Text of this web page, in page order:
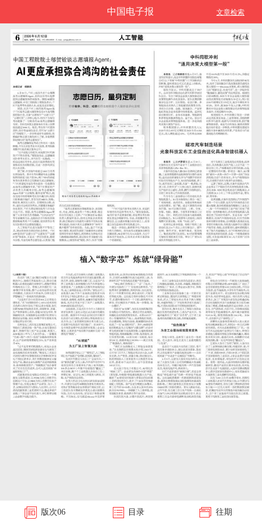
中国电子报 文章检索
版次06 目录 往期